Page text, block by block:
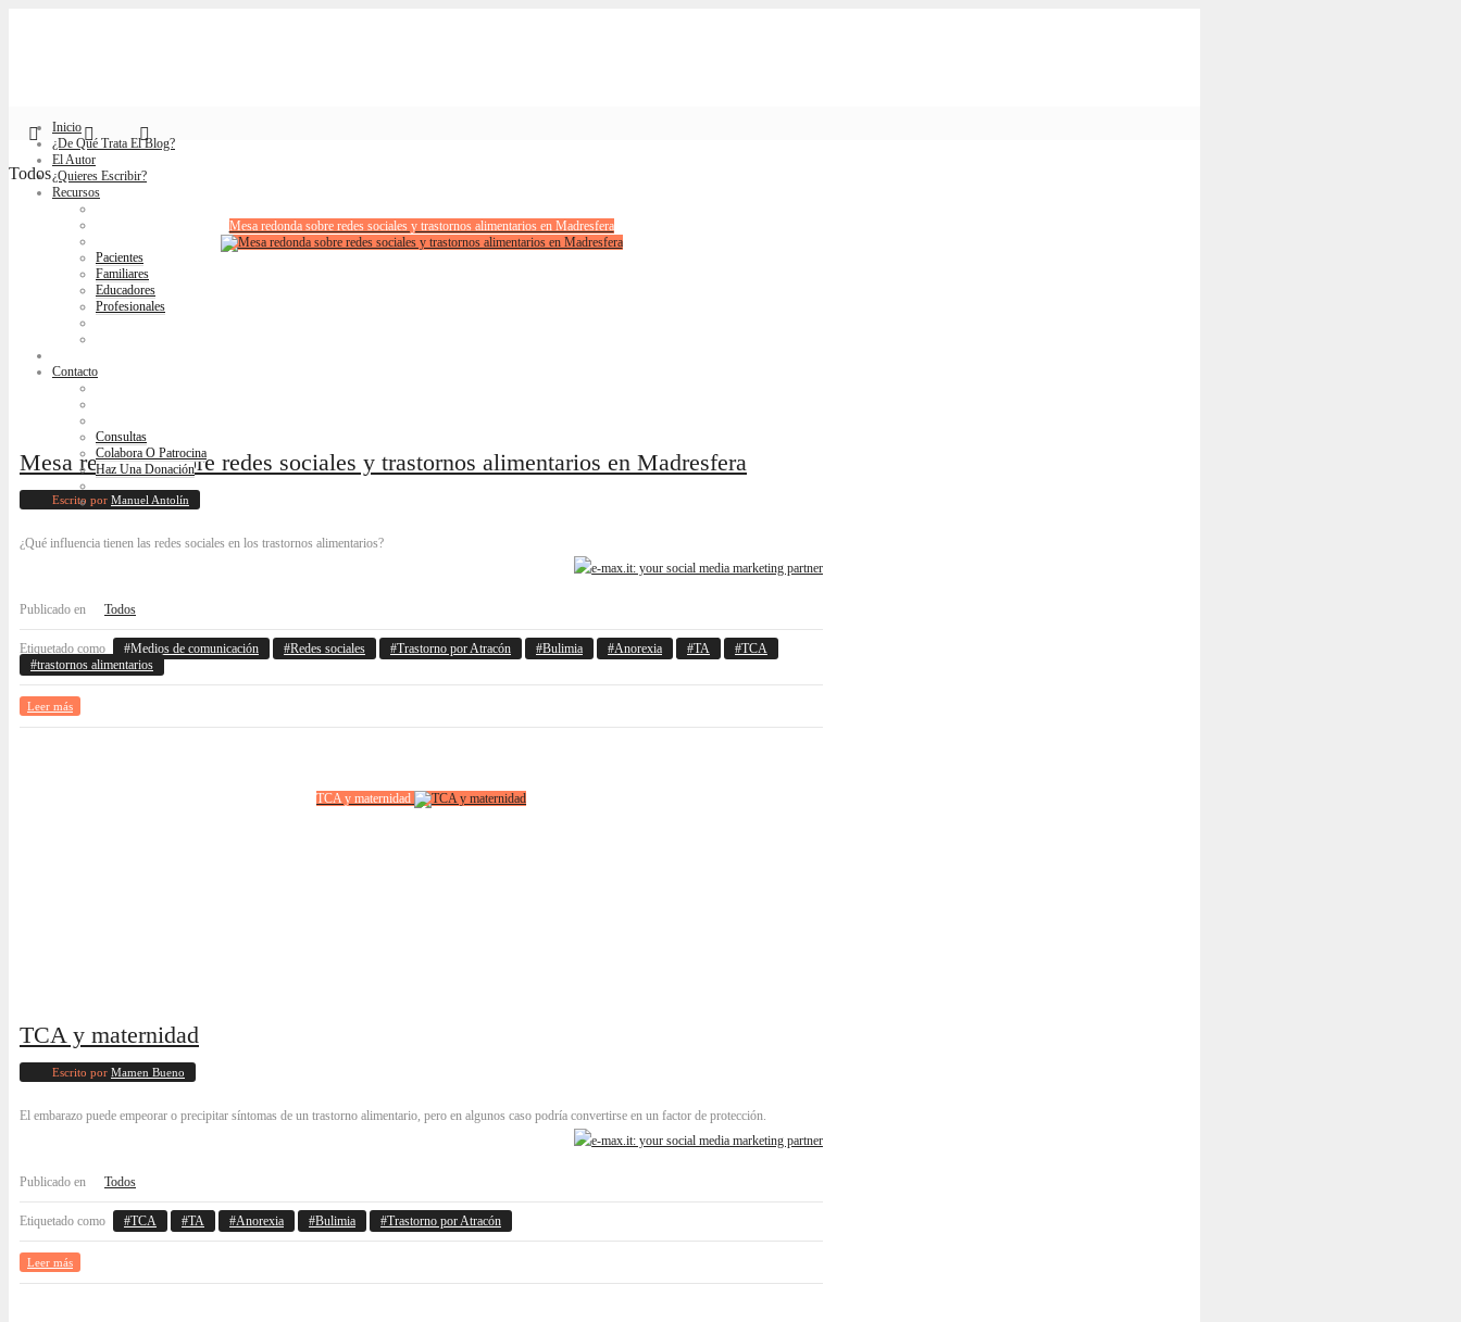
Inicio
¿De Qué Trata El Blog?
El Autor
¿Quieres Escribir?
Recursos
Pacientes
Familiares
Educadores
Profesionales
Contacto
Consultas
Colabora O Patrocina
Haz Una Donación
Todos
Mesa redonda sobre redes sociales y trastornos alimentarios en Madresfera
Mesa redonda sobre redes sociales y trastornos alimentarios en Madresfera
Escrito por Manuel Antolín
¿Qué influencia tienen las redes sociales en los trastornos alimentarios?
Publicado en Todos
Etiquetado como Medios de comunicación Redes sociales Trastorno por Atracón Bulimia Anorexia TA
TCA
trastornos alimentarios
Leer más
TCA y maternidad
TCA y maternidad
Escrito por Mamen Bueno
El embarazo puede empeorar o precipitar síntomas de un trastorno alimentario, pero en algunos caso podría convertirse en un factor de protección.
Publicado en Todos
Etiquetado como TCA TA Anorexia Bulimia Trastorno por Atracón
Leer más